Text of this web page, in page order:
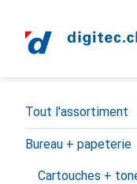
Navigation par
Tout l'assortiment
Bureau + papeterie
Cartouches +